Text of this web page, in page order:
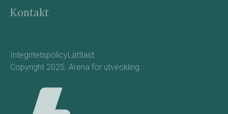
Kontakt
IntegritetspolicyLättläst
Copyright 2025. Arena för utveckling.